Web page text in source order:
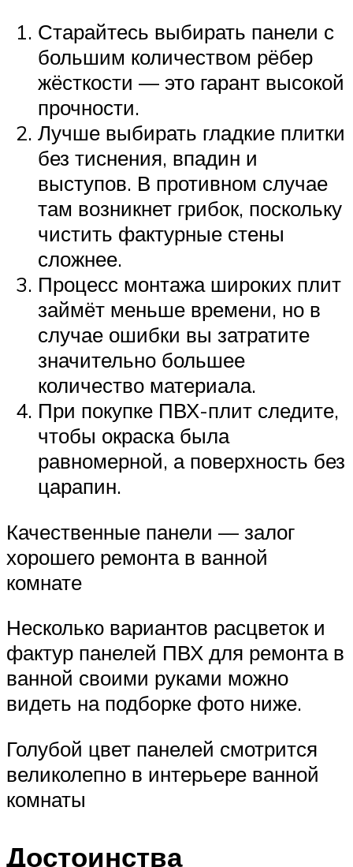
Старайтесь выбирать панели с
большим количеством рёбер
жёсткости — это гарант высокой
прочности.
Лучше выбирать гладкие плитки
без тиснения, впадин и
выступов. В противном случае
там возникнет грибок, поскольку
чистить фактурные стены
сложнее.
Процесс монтажа широких плит
займёт меньше времени, но в
случае ошибки вы затратите
значительно большее
количество материала.
При покупке ПВХ-плит следите,
чтобы окраска была
равномерной, а поверхность без
царапин.
Качественные панели — залог
хорошего ремонта в ванной
комнате
Несколько вариантов расцветок и
фактур панелей ПВХ для ремонта в
ванной своими руками можно
видеть на подборке фото ниже.
Голубой цвет панелей смотрится
великолепно в интерьере ванной
комнаты
Достоинства